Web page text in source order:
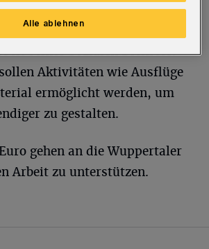
kontinuierlich mit dem Projekt
unterstüttn, erhält 3.500
seines Sozialen Dienstes.
Aktivitäten wie Ausflüge
ermöglicht werden, um
zu gestalten.
gehen an die Wuppertaler
Arbeit zu unterstützen.
Alle ablehnen